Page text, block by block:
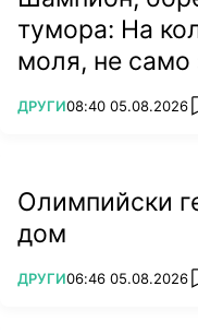
тумора: На
моля, не само
ПОВЕЧЕ ОТ
ДРУГИ08:40 05.08.2026
Олимпийски
дом
ПОВЕЧЕ ОТ
ДРУГИ06:46 05.08.2026